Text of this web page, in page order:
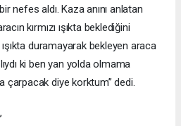
nefes aldı. Kaza anını anlatan
kırmızı ışıkta beklediğini
ışıkta duramayarak bekleyen araca
ki ben yan yolda olmama
çarpacak diye korktum” dedi.